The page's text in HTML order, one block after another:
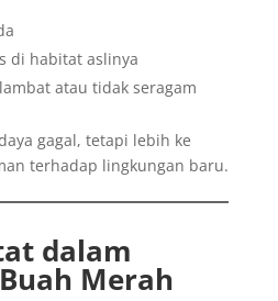
di habitat aslinya
atau tidak seragam
gagal, tetapi lebih ke
terhadap lingkungan baru.
dalam
Merah